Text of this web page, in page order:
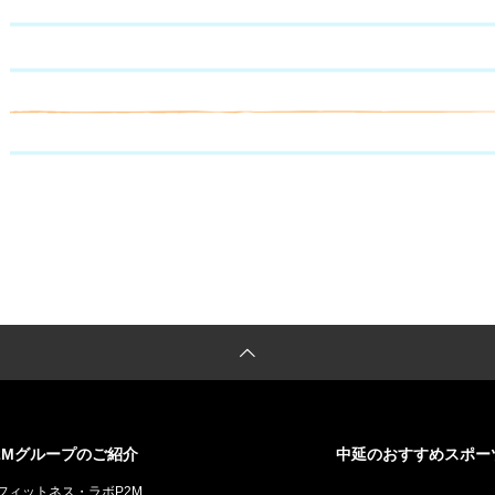
グループのご紹介
ィットネス・ラボP2M
中延のおすすめスポー